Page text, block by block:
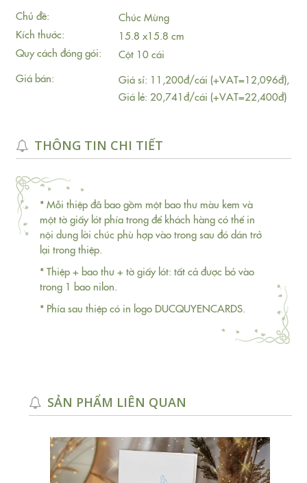
Chủ đề:
Chúc Mừng
Kích thước:
15.8 x15.8 cm
Quy cách đóng gói:
Cột 10 cái
Giá bán:
Giá sỉ: 11,200đ/cái (+VAT=12,096đ),
Giá lẻ: 20,741đ/cái (+VAT=22,400đ)
THÔNG TIN CHI TIẾT
* Mỗi thiệp đã bao gồm một bao thư màu kem và
một tờ giấy lót phía trong để khách hàng có thể in
nội dung lời chúc phù hợp vào trong sau đó dán trở
lại trong thiệp.
* Thiệp + bao thư + tờ giấy lót: tất cả được bỏ vào
trong 1 bao nilon.
* Phía sau thiệp có in logo DUCQUYENCARDS.
SẢN PHẨM LIÊN QUAN